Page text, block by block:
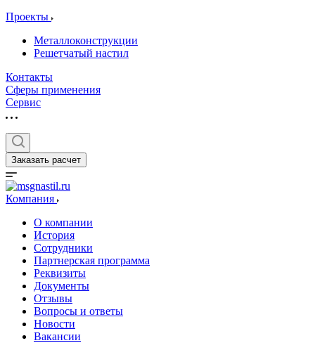
Проекты
Металлоконструкции
Решетчатый настил
Контакты
Сферы применения
Сервис
Заказать расчет
Компания
О компании
История
Сотрудники
Партнерская программа
Реквизиты
Документы
Отзывы
Вопросы и ответы
Новости
Вакансии